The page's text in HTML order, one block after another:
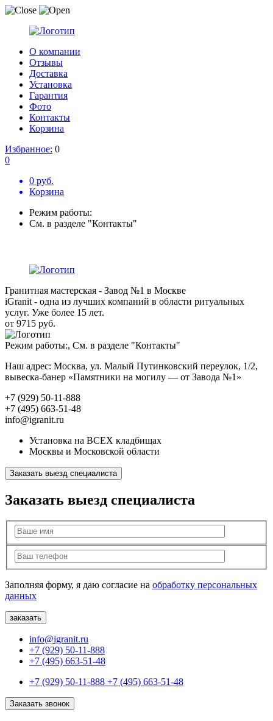
О компании
Отзывы
Доставка
Установка
Гарантия
Фото
Контакты
Корзина
Избранное: 0
0
0 руб.
Корзина
Режим работы:
См. в разделе "Контакты"
Гранитная мастерская - Завод №1 в Москве
iGranit - одна из лучших компаний в области ритуальных
услуг. Уже более 15 лет.
от 9715 руб.
Режим работы:, См. в разделе "Контакты"
Наш адрес: Москва, ул. Малый Путинковский переулок, 1/2,
вывеска-банер «Памятники на могилу — от Завода №1»
+7 (929) 50-11-888
+7 (495) 663-51-48
info@igranit.ru
Установка на ВСЕХ кладбищах
Москвы и Московской области
Заказать выезд специалиста
Заказать выезд специалиста
Заполняя форму, я даю согласие на обработку персональных
данных
info@igranit.ru
+7 (929) 50-11-888
+7 (495) 663-51-48
+7 (929) 50-11-888 +7 (495) 663-51-48
Заказать звонок